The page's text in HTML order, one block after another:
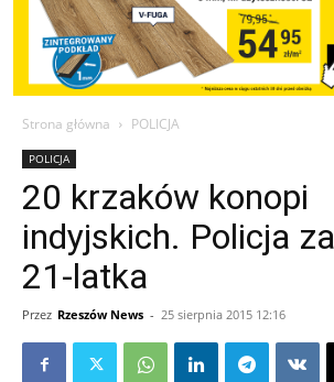
Strona główna POLICJA
POLICJA
20 krzaków konopi
indyjskich. Policja
21-latka
Przez Rzeszów News - 25 sierpnia 2015 12:16